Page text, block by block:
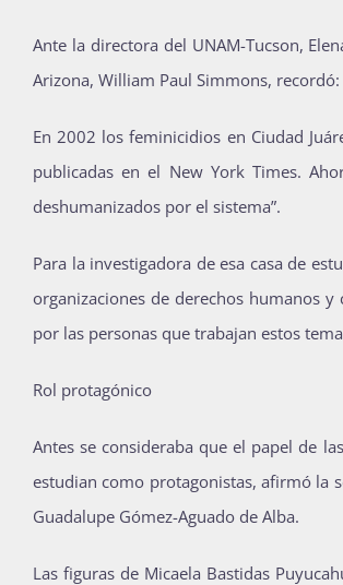
Ante la directora del UNAM-Tucson,
Arizona, William Paul Simmons, recordó:
En 2002 los feminicidios en Ciudad
publicadas en el New York Times.
deshumanizados por el sistema”.
Para la investigadora de esa casa de
organizaciones de derechos humanos
por las personas que trabajan estos
Rol protagónico
Antes se consideraba que el papel de
estudian como protagonistas, afirmó la
Guadalupe Gómez-Aguado de Alba.
Las figuras de Micaela Bastidas